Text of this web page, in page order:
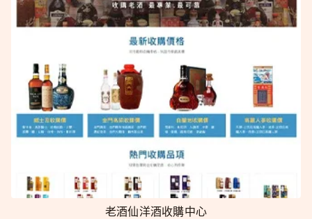
老酒仙洋酒收購中心